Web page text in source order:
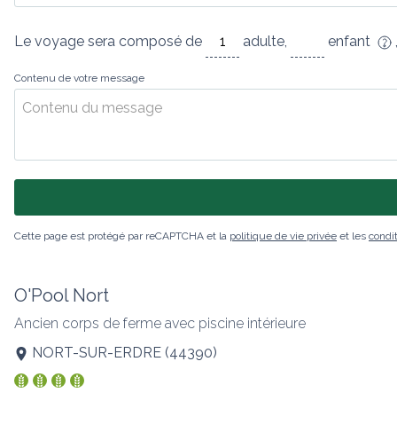
Le voyage sera composé de adulte, enfant
Contenu de votre message
Cette page est protégé par reCAPTCHA et la politique de vie privée et les
O'Pool Nort
Ancien corps de ferme avec piscine intérieure
NORT-SUR-ERDRE (44390)